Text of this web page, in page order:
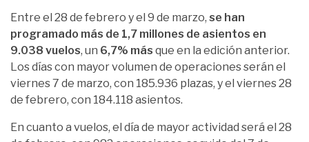
Entre el 28 de febrero y el 9 de marzo, se han
programado más de 1,7 millones de asientos en
9.038 vuelos, un 6,7% más que en la edición anterior.
Los días con mayor volumen de operaciones serán el
viernes 7 de marzo, con 185.936 plazas, y el viernes 28
de febrero, con 184.118 asientos.
En cuanto a vuelos, el día de mayor actividad será el 28